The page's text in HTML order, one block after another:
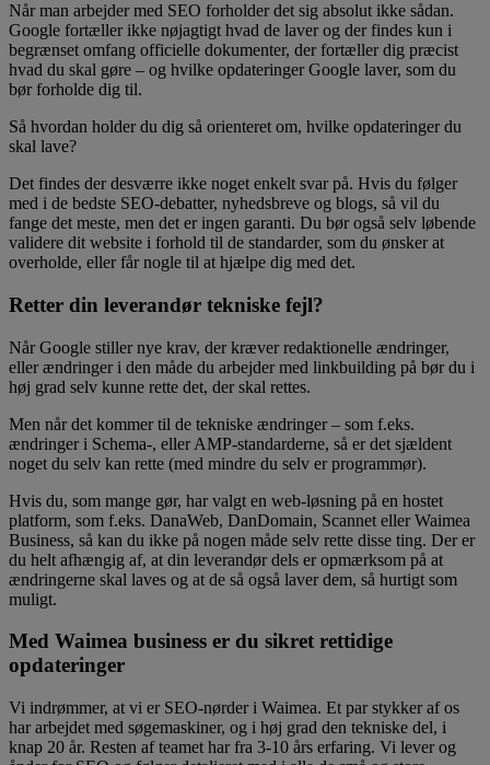
Når man arbejder med SEO forholder det sig absolut ikke sådan.
Google fortæller ikke nøjagtigt hvad de laver og der findes kun i
begrænset omfang officielle dokumenter, der fortæller dig præcist
hvad du skal gøre – og hvilke opdateringer Google laver, som du
bør forholde dig til.
Så hvordan holder du dig så orienteret om, hvilke opdateringer du
skal lave?
Det findes der desværre ikke noget enkelt svar på. Hvis du følger
med i de bedste SEO-debatter, nyhedsbreve og blogs, så vil du
fange det meste, men det er ingen garanti. Du bør også selv løbende
validere dit website i forhold til de standarder, som du ønsker at
overholde, eller får nogle til at hjælpe dig med det.
Retter din leverandør tekniske fejl?
Når Google stiller nye krav, der kræver redaktionelle ændringer,
eller ændringer i den måde du arbejder med linkbuilding på bør du i
høj grad selv kunne rette det, der skal rettes.
Men når det kommer til de tekniske ændringer – som f.eks.
ændringer i Schema-, eller AMP-standarderne, så er det sjældent
noget du selv kan rette (med mindre du selv er programmør).
Hvis du, som mange gør, har valgt en web-løsning på en hostet
platform, som f.eks. DanaWeb, DanDomain, Scannet eller Waimea
Business, så kan du ikke på nogen måde selv rette disse ting. Der er
du helt afhængig af, at din leverandør dels er opmærksom på at
ændringerne skal laves og at de så også laver dem, så hurtigt som
muligt.
Med Waimea business er du sikret rettidige
opdateringer
Vi indrømmer, at vi er SEO-nørder i Waimea. Et par stykker af os
har arbejdet med søgemaskiner, og i høj grad den tekniske del, i
knap 20 år. Resten af teamet har fra 3-10 års erfaring. Vi lever og